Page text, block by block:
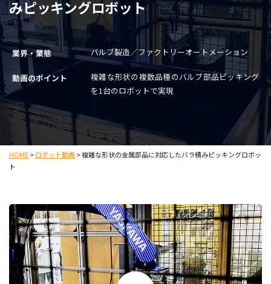
みピッキングロボット
業界・業態 バルブ製造／ファクトリーオートメーション
動画のポイント
複雑な形状の複数品種のバルブ部品ピッキング
を1台のロボットで実現
HOME>ロボット動画>複雑な形状の金属部品に対応したバラ積みピッキングロボッ
ト